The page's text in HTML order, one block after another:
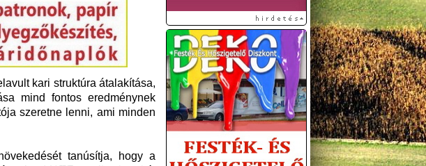
kari struktúra átalakítása,
mind fontos eredménynek
szeretne lenni, ami minden
tanúsítja, hogy a